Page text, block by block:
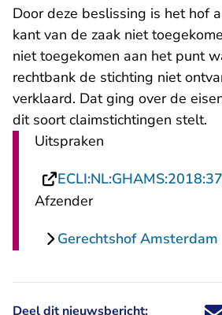
Door deze beslissing is het hof
kant van de zaak niet
niet toegekomen aan het punt
rechtbank de stichting niet
verklaard. Dat ging over de
dit soort claimstichtingen stelt.
Uitspraken
Afzender
Gerechtshof Amsterdam
Deel dit nieuwsbericht: Deel dit